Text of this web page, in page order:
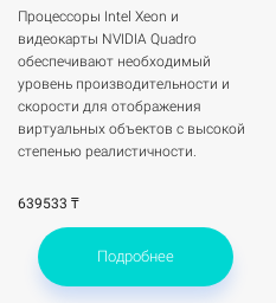
Процессоры Intel Xeon и
видеокарты NVIDIA Quadro
обеспечивают необходимый
уровень производительности и
скорости для отображения
виртуальных объектов с высокой
степенью реалистичности.
639533 ₸
Подробнее